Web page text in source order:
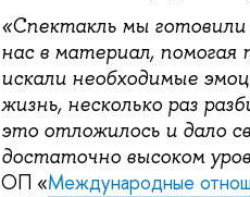
«Спектакль мы готовили
нас в материал,
искали необходимые
жизнь, несколько раз
это отложилось и дало
достаточно высоком
ОП «Международные